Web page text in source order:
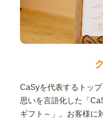
CaSyを代表するトッ
思いを言語化した「
ギフト～」。お客様に